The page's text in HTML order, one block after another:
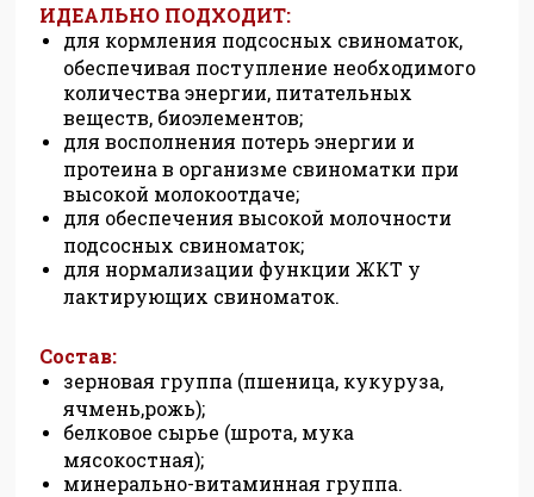
ИДЕАЛЬНО ПОДХОДИТ:
для кормления подсосных свиноматок,
обеспечивая поступление необходимого
количества энергии, питательных
веществ, биоэлементов;
для восполнения потерь энергии и
протеина в организме свиноматки при
высокой молокоотдаче;
для обеспечения высокой молочности
подсосных свиноматок;
для нормализации функции ЖКТ у
лактирующих свиноматок.
Состав:
зерновая группа (пшеница, кукуруза,
ячмень,рожь);
белковое сырье (шрота, мука
мясокостная);
минерально-витаминная группа.